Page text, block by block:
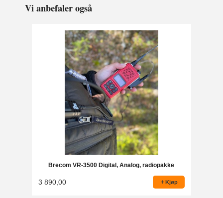
Vi anbefaler også
Brecom VR-3500 Digital, Analog, radiopakke
3 890,00 Kjøp